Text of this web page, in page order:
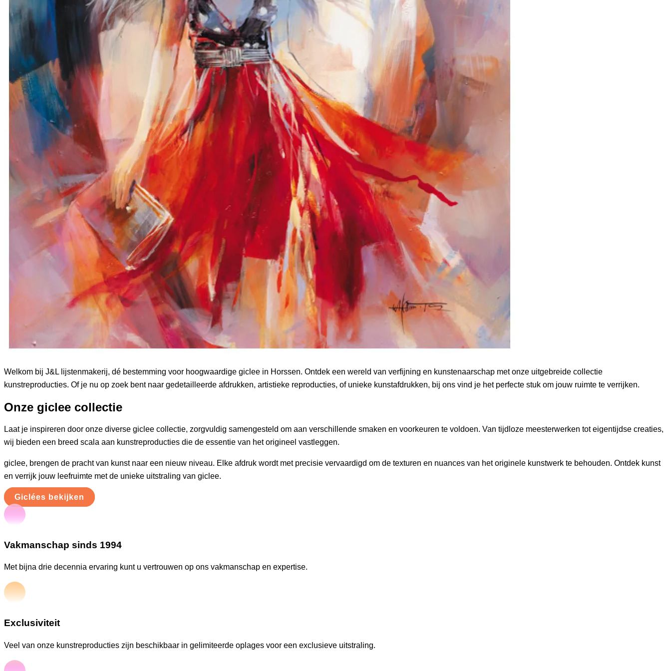
Welkom bij J&L lijstenmakerij, dé bestemming voor hoogwaardige giclee in Horssen. Ontdek een wereld van verfijning en kunstenaarschap met onze uitgebreide collectie
kunstreproducties. Of je nu op zoek bent naar gedetailleerde afdrukken, artistieke reproducties, of unieke kunstafdrukken, bij ons vind je het perfecte stuk om jouw ruimte te verrijken.
Onze giclee collectie
Laat je inspireren door onze diverse giclee collectie, zorgvuldig samengesteld om aan verschillende smaken en voorkeuren te voldoen. Van tijdloze meesterwerken tot eigentijdse creaties,
wij bieden een breed scala aan kunstreproducties die de essentie van het origineel vastleggen.
giclee, brengen de pracht van kunst naar een nieuw niveau. Elke afdruk wordt met precisie vervaardigd om de texturen en nuances van het originele kunstwerk te behouden. Ontdek kunst
en verrijk jouw leefruimte met de unieke uitstraling van giclee.
Giclées bekijken
Vakmanschap sinds 1994
Met bijna drie decennia ervaring kunt u vertrouwen op ons vakmanschap en expertise.
Exclusiviteit
Veel van onze kunstreproducties zijn beschikbaar in gelimiteerde oplages voor een exclusieve uitstraling.